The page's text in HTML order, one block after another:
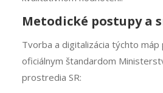
Metodické postupy a
Tvorba a digitalizácia týchto máp
oficiálnym štandardom
prostredia SR: